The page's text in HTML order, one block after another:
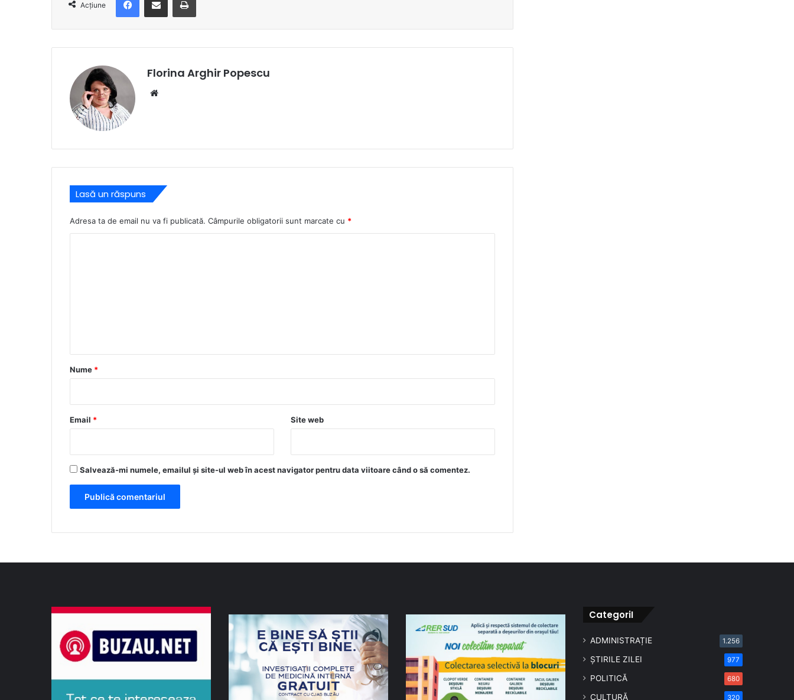
Acțiune
Florina Arghir Popescu
Lasă un răspuns
Adresa ta de email nu va fi publicată. Câmpurile obligatorii sunt marcate cu *
r
*
Nume *
Email * Site web
Salvează-mi numele, emailul și site-ul web în acest navigator pentru data viitoare când o să comentez.
CategoriI
ADMINISTRAȚIE 1.256
ȘTIRILE ZILEI 977
POLITICĂ 680
CULTURĂ 320